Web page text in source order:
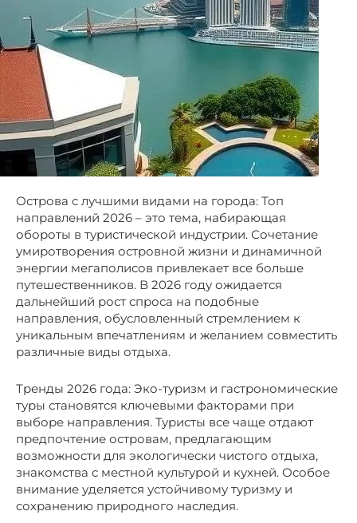
Острова с лучшими видами на города: Топ
направлений 2026 – это тема, набирающая
обороты в туристической индустрии. Сочетание
умиротворения островной жизни и динамичной
энергии мегаполисов привлекает все больше
путешественников. В 2026 году ожидается
дальнейший рост спроса на подобные
направления, обусловленный стремлением к
уникальным впечатлениям и желанием совместить
различные виды отдыха.
Тренды 2026 года: Эко-туризм и гастрономические
туры становятся ключевыми факторами при
выборе направления. Туристы все чаще отдают
предпочтение островам, предлагающим
возможности для экологически чистого отдыха,
знакомства с местной культурой и кухней. Особое
внимание уделяется устойчивому туризму и
сохранению природного наследия.